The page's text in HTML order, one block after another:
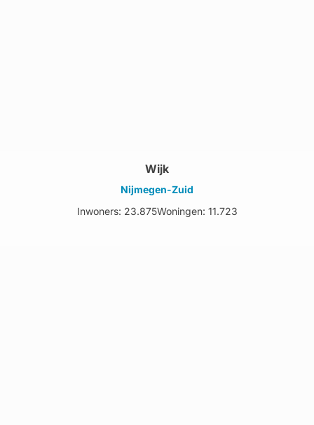
Wijk
Nijmegen-Zuid
Inwoners: 23.875Woningen: 11.723